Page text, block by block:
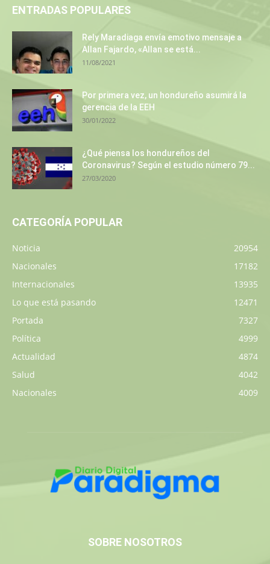
ENTRADAS POPULARES
Rely Maradiaga envía emotivo mensaje a
Allan Fajardo, «Allan se está...
11/08/2021
Por primera vez, un hondureño asumirá la
gerencia de la EEH
30/01/2022
¿Qué piensa los hondureños del
Coronavirus? Según el estudio número 79...
27/03/2020
CATEGORÍA POPULAR
Noticia
20954
Nacionales
17182
Internacionales
13935
Lo que está pasando
12471
Portada
7327
Política
4999
Actualidad
4874
Salud
4042
Nacionales
4009
SOBRE NOSOTROS